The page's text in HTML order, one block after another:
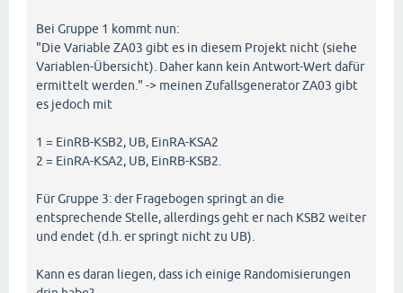
Bei Gruppe 1 kommt nun:
"Die Variable ZA03 gibt es in diesem Projekt nicht (siehe
Variablen-Übersicht). Daher kann kein Antwort-Wert dafür
ermittelt werden." -> meinen Zufallsgenerator ZA03 gibt
es jedoch mit
1 = EinRB-KSB2, UB, EinRA-KSA2
2 = EinRA-KSA2, UB, EinRB-KSB2.
Für Gruppe 3: der Fragebogen springt an die
entsprechende Stelle, allerdings geht er nach KSB2 weiter
und endet (d.h. er springt nicht zu UB).
Kann es daran liegen, dass ich einige Randomisierungen